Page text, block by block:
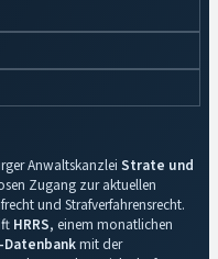
Anwaltskanzlei Strate und
Zugang zur aktuellen
und Strafverfahrensrecht.
HRRS, einem monatlichen
mit der